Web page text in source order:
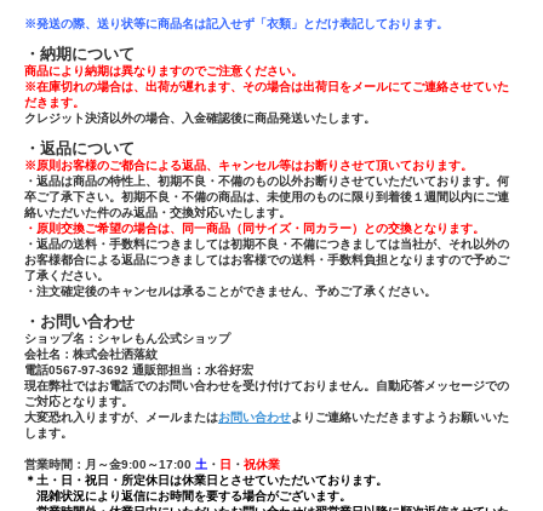
※発送の際、送り状等に商品名は記入せず「衣類」とだけ表記しております。
・納期について
商品により納期は異なりますのでご注意ください。
※在庫切れの場合は、出荷が遅れます、その場合は出荷日をメールにてご連絡させていた
だきます。
クレジット決済以外の場合、入金確認後に商品発送いたします。
・返品について
※原則お客様のご都合による返品、キャンセル等はお断りさせて頂いております。
・返品は商品の特性上、初期不良・不備のもの以外お断りさせていただいております。何
卒ご了承下さい。初期不良・不備の商品は、未使用のものに限り到着後１週間以内にご連
絡いただいた件のみ返品・交換対応いたします。
・原則交換ご希望の場合は、同一商品（同サイズ・同カラー）との交換となります。
・返品の送料・手数料につきましては初期不良・不備につきましては当社が、それ以外の
お客様都合による返品につきましてはお客様での送料・手数料負担となりますので予めご
了承ください。
・注文確定後のキャンセルは承ることができません、予めご了承ください。
・お問い合わせ
ショップ名：シャレもん公式ショップ
会社名：株式会社洒落紋
電話0567-97-3692 通販部担当：水谷好宏
現在弊社ではお電話でのお問い合わせを受け付けておりません。自動応答メッセージでの
ご対応となります。
大変恐れ入りますが、メールまたはお問い合わせよりご連絡いただきますようお願いいた
します。
営業時間：月～金9:00～17:00 土 ・ 日 ・ 祝休業
＊土・日・祝日・所定休日は休業日とさせていただいております。
混雑状況により返信にお時間を要する場合がございます。